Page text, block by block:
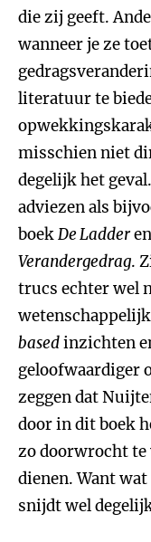
die zij geeft.
wanneer je ze
literatuur te
misschien niet
degelijk het
adviezen als
boekDe Ladder
Verandergedrag.
trucs echter wel
basedinzichten
geloofwaardiger
zeggen dat
door in dit boek
zo doorwrocht te
dienen. Want
snijdt wel